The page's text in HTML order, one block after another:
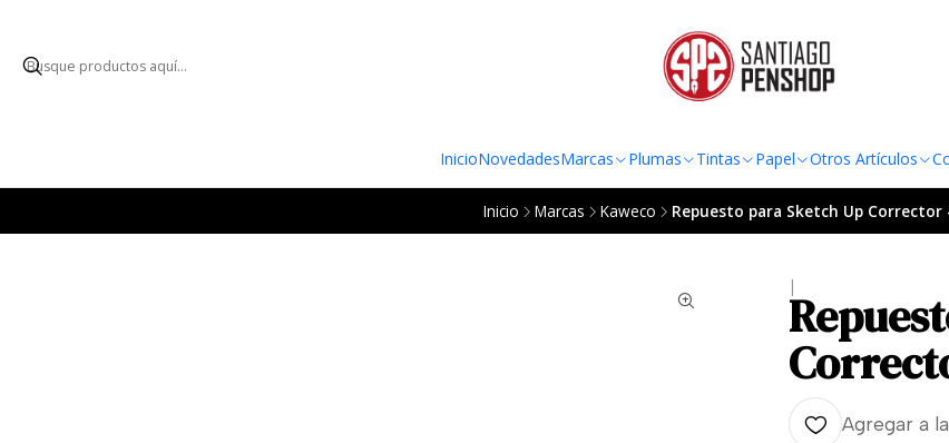
InicioNovedadesMarcas Plumas Tintas Papel Otros Artículos
Inicio Marcas Kaweco Repuesto para Sketch Up Corrector
|
Agregar a